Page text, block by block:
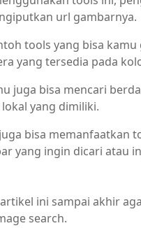
url gambarnya.
tools yang bisa
yang tersedia pada
juga bisa mencari
yang dimiliki.
bisa memanfaatkan
yang ingin dicari atau
ini sampai akhir
search.